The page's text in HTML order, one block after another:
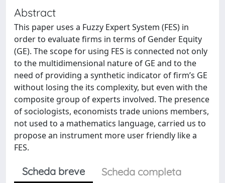
Abstract
This paper uses a Fuzzy Expert System (FES) in
order to evaluate firms in terms of Gender Equity
(GE). The scope for using FES is connected not only
to the multidimensional nature of GE and to the
need of providing a synthetic indicator of firm’s GE
without losing the its complexity, but even with the
composite group of experts involved. The presence
of sociologists, economists trade unions members,
not used to a mathematics language, carried us to
propose an instrument more user friendly like a
FES.
Scheda breve
Scheda completa